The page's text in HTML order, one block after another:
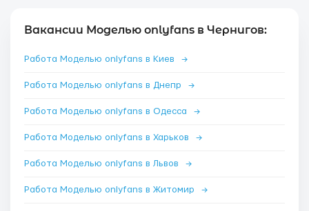
Вакансии Моделью onlyfans в Чернигов:
Работа Моделью onlyfans в Киев →
Работа Моделью onlyfans в Днепр →
Работа Моделью onlyfans в Одесса →
Работа Моделью onlyfans в Харьков →
Работа Моделью onlyfans в Львов →
Работа Моделью onlyfans в Житомир →